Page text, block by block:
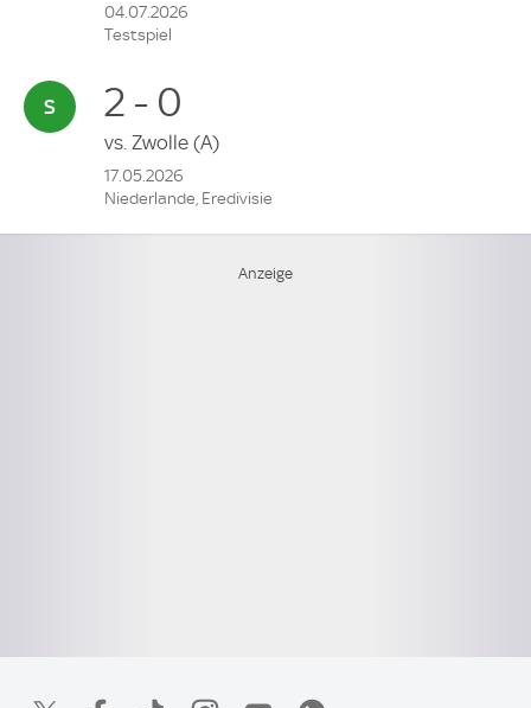
04.07.2026
Testspiel
2 - 0
vs. Zwolle (A)
17.05.2026
Niederlande, Eredivisie